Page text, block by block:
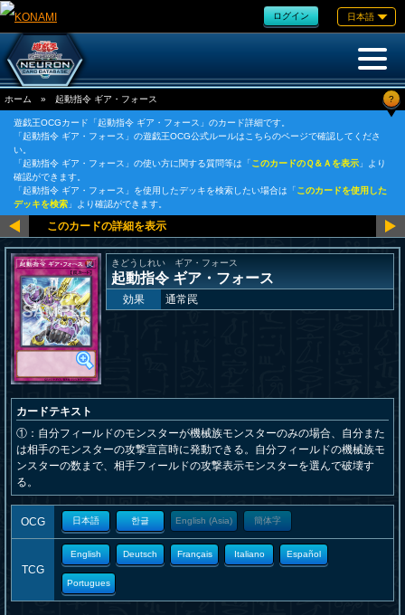
ログイン 日本語
ホーム » 起動指令 ギア・フォース ?
遊戯王OCGカード「起動指令 ギア・フォース」のカード詳細です。
「起動指令 ギア・フォース」の遊戯王OCG公式ルールはこちらのページで確認してくださ
い。
「起動指令 ギア・フォース」の使い方に関する質問等は「このカードのＱ＆Ａを表示 」より
確認ができます。
「起動指令 ギア・フォース」を使用したデッキを検索したい場合は「このカードを使用した
デッキを検索 」より確認ができます。
きどうしれい ギア・フォース
起動指令 ギア・フォース
効果 通常罠
カードテキスト
①：自分フィールドのモンスターが機械族モンスターのみの場合、自分また
は相手のモンスターの攻撃宣言時に発動できる。自分フィールドの機械族モ
ンスターの数まで、相手フィールドの攻撃表示モンスターを選んで破壊す
る。
OCG 日本語 한글 English (Asia) 簡体字
TCG
English Deutsch Français Italiano Español
Portugues